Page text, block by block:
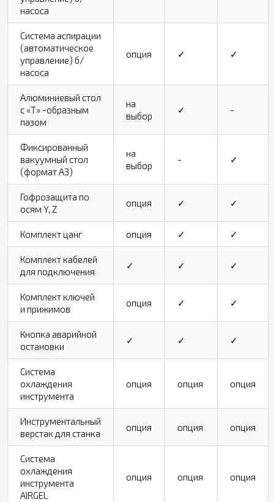
насоса
Система аспирации
(автоматическое
управление) б/
насоса
опция ✓ ✓
Алюминиевый стол
с «Т» -образным
пазом
на
выбор
✓ -
Фиксированный
вакуумный стол
(формат А3)
на
выбор
- ✓
Гофрозащита по
осям Y, Z
опция ✓ ✓
Комплект цанг опция ✓ ✓
Комплект кабелей
для подключения
✓ ✓ ✓
Комплект ключей
и прижимов
опция ✓ ✓
Кнопка аварийной
остановки
✓ ✓ ✓
Система
охлаждения
инструмента
опция опция опция
Инструментальный
верстак для станка
опция опция опция
Система
охлаждения
инструмента
AIRGEL
опция опция опция